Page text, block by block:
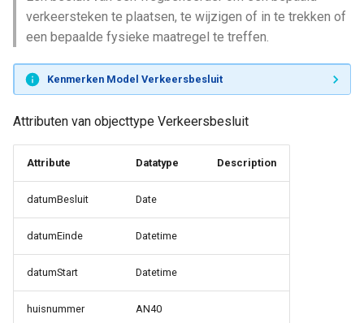
verkeersteken te plaatsen, te wijzigen of in te trekken of
een bepaalde fysieke maatregel te treffen.
Kenmerken Model Verkeersbesluit
Attributen van objecttype Verkeersbesluit
Attribute Datatype Description
datumBesluit Date
datumEinde Datetime
datumStart Datetime
huisnummer AN40